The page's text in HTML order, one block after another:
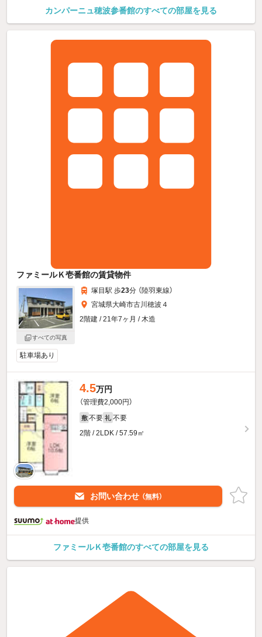
カンパーニュ穂波参番館のすべての部屋を見る
ファミールＫ壱番館の賃貸物件
すべての写真
塚目駅 歩23分 （陸羽東線）
宮城県大崎市古川穂波４
2階建 / 21年7ヶ月 / 木造
駐車場あり
4.5万円
（管理費2,000円）
敷 不要 礼 不要
2階 / 2LDK / 57.59㎡
お問い合わせ （無料）
提供
ファミールＫ壱番館のすべての部屋を見る